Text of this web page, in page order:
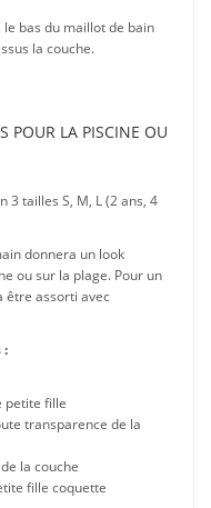
bas du maillot de bain
la couche.
POUR LA PISCINE OU
3 tailles S, M, L (2 ans, 4
donnera un look
ou sur la plage. Pour un
être assorti avec
:
petite fille
transparence de la
la couche
fille coquette